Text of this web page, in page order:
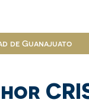
de Guanajuato